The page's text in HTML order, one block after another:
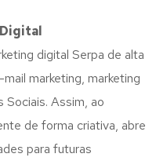
digital Serpa de alta
marketing, marketing
Assim, ao
de forma criativa, abre
para futuras